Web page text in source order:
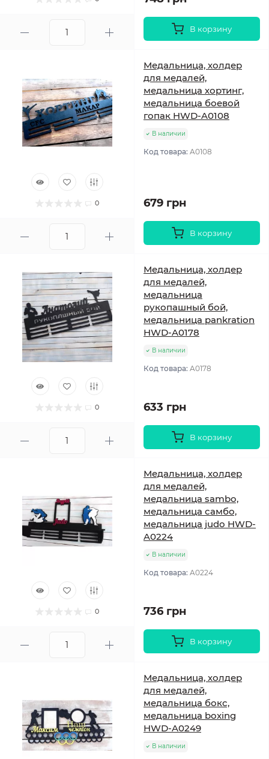
В корзину
0
Медальница, холдер
для медалей,
медальница хортинг,
медальница боевой
гопак HWD-A0108
В наличии
Код товара: A0108
679 грн
В корзину
0
Медальница, холдер
для медалей,
медальница
рукопашный бой,
медальница pankration
HWD-A0178
В наличии
Код товара: A0178
633 грн
В корзину
0
Медальница, холдер
для медалей,
медальница sambo,
медальница самбо,
медальница judo HWD-
A0224
В наличии
Код товара: A0224
736 грн
В корзину
Медальница, холдер
для медалей,
медальница бокс,
медальница boxing
HWD-A0249
В наличии